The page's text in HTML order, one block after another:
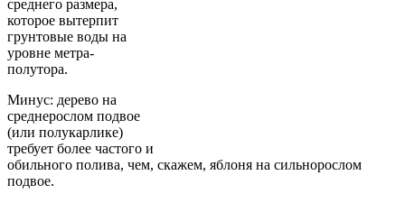
среднего размера,
которое вытерпит
грунтовые воды на
уровне метра-
полутора.
Минус: дерево на
среднерослом подвое
(или полукарлике)
требует более частого и
обильного полива, чем, скажем, яблоня на сильнорослом
подвое.